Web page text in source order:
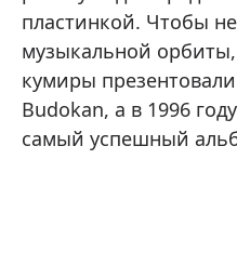
пластинкой. Чтобы
музыкальной
кумиры
Budokan, а в 1996
самый успешный